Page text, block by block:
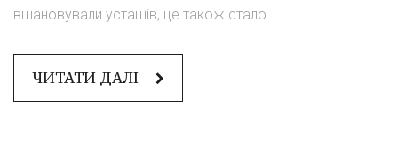
вшановували усташів, це також стало ...
ЧИТАТИ ДАЛІ